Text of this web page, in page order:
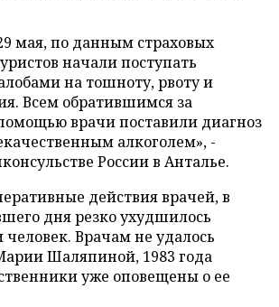
мая, по данным страховых
начали поступать
на тошноту, рвоту и
Всем обратившимся за
врачи поставили диагноз
алкоголем», -
России в Анталье.
действия врачей, в
дня резко ухудшилось
человек. Врачам не удалось
Шаляпиной, 1983 года
уже оповещены о ее